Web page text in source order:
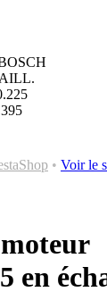
• Voir le
en